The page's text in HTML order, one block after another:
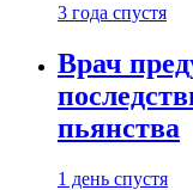
3 года спустя
Врач
пьянства
1 день спустя